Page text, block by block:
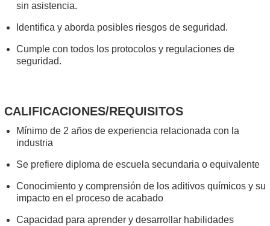
sin asistencia.
Identifica y aborda posibles riesgos de seguridad.
Cumple con todos los protocolos y regulaciones de
seguridad.
CALIFICACIONES/REQUISITOS
Mínimo de 2 años de experiencia relacionada con la
industria
Se prefiere diploma de escuela secundaria o equivalente
Conocimiento y comprensión de los aditivos químicos y su
impacto en el proceso de acabado
Capacidad para aprender y desarrollar habilidades